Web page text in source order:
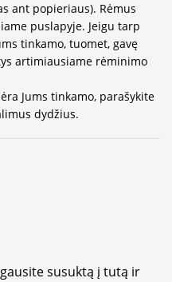
ant popieriaus). Rėmus
puslapyje. Jeigu tarp
tinkamo, tuomet, gavę
artimiausiame rėminimo
Jums tinkamo, parašykite
dydžius.
susuktą į tutą ir